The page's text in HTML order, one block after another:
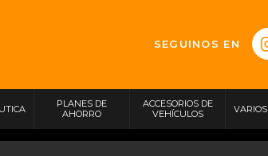
SEGUINOS EN
PLANES DE
AHORRO
ACCESORIOS DE
VEHÍCULOS
VARIOS